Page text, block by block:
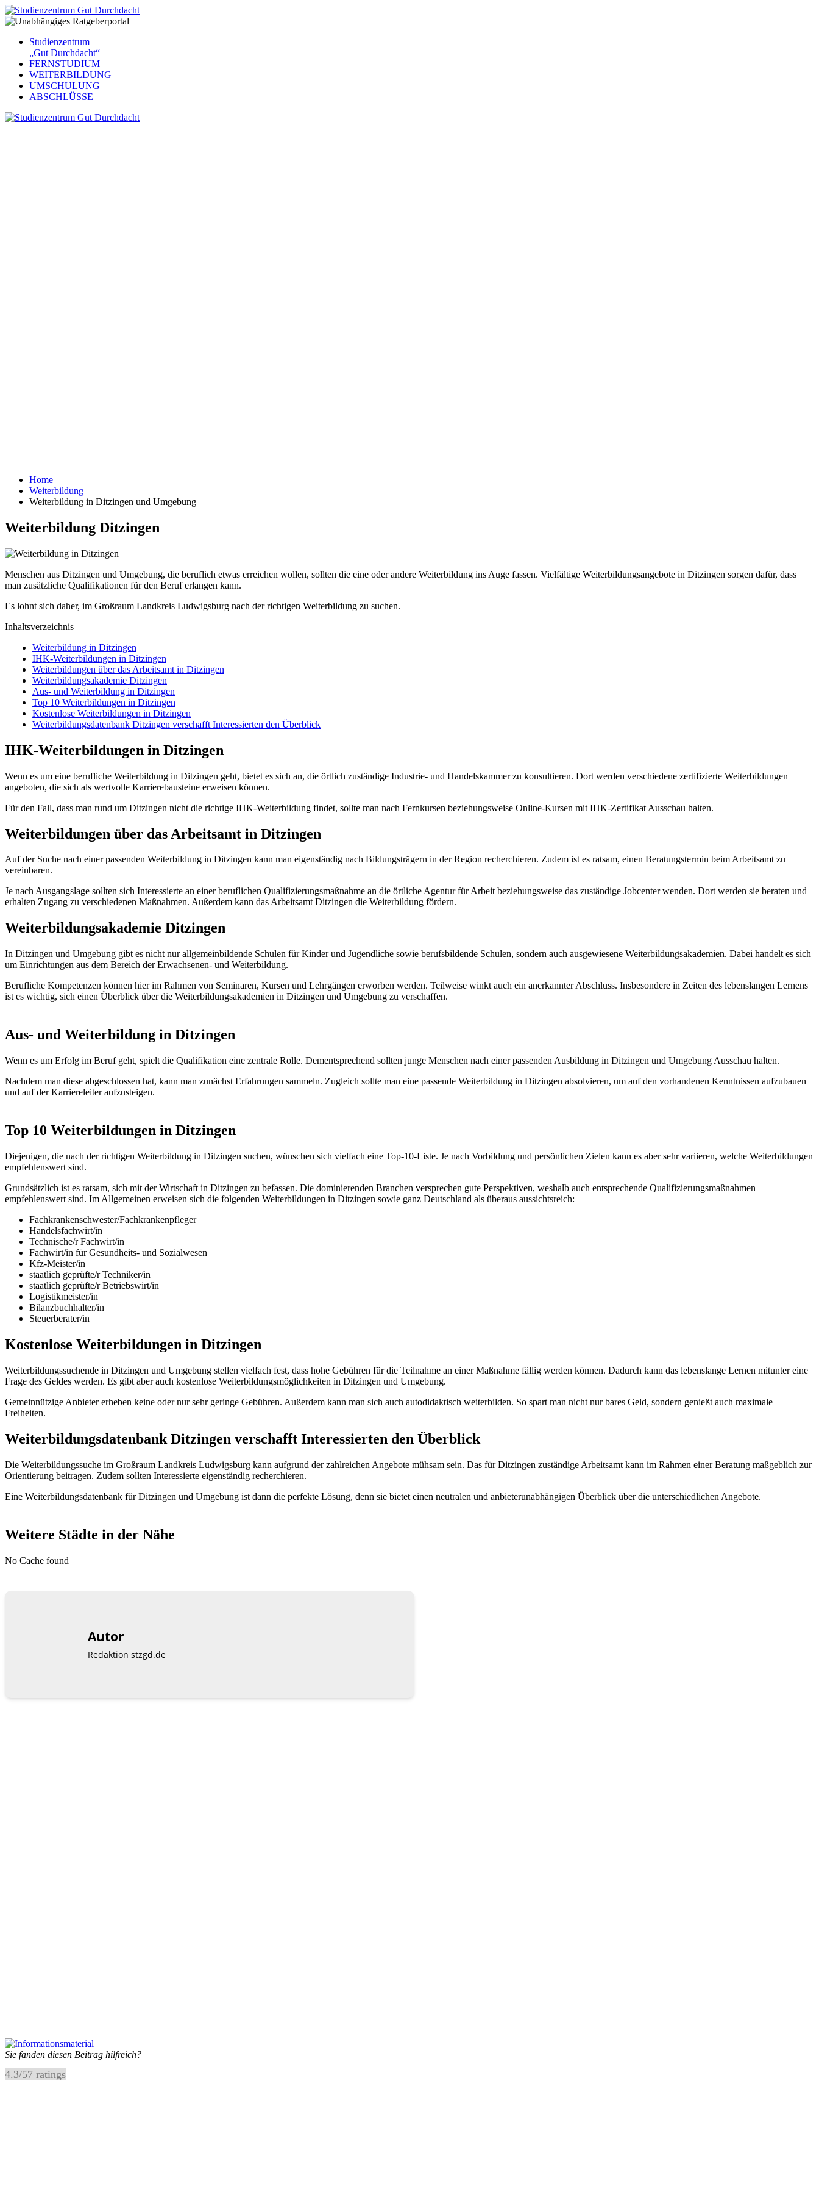
Studienzentrum
„Gut Durchdacht“
FERNSTUDIUM
WEITERBILDUNG
UMSCHULUNG
ABSCHLÜSSE
Home
Weiterbildung
Weiterbildung in Ditzingen und Umgebung
Weiterbildung Ditzingen
Menschen aus Ditzingen und Umgebung, die beruflich etwas erreichen wollen, sollten die eine oder andere Weiterbildung ins Auge fassen. Vielfältige Weiterbildungsangebote in Ditzingen sorgen dafür, dass
man zusätzliche Qualifikationen für den Beruf erlangen kann.
Es lohnt sich daher, im Großraum Landkreis Ludwigsburg nach der richtigen Weiterbildung zu suchen.
Inhaltsverzeichnis
Weiterbildung in Ditzingen
IHK-Weiterbildungen in Ditzingen
Weiterbildungen über das Arbeitsamt in Ditzingen
Weiterbildungsakademie Ditzingen
Aus- und Weiterbildung in Ditzingen
Top 10 Weiterbildungen in Ditzingen
Kostenlose Weiterbildungen in Ditzingen
Weiterbildungsdatenbank Ditzingen verschafft Interessierten den Überblick
IHK-Weiterbildungen in Ditzingen
Wenn es um eine berufliche Weiterbildung in Ditzingen geht, bietet es sich an, die örtlich zuständige Industrie- und Handelskammer zu konsultieren. Dort werden verschiedene zertifizierte Weiterbildungen
angeboten, die sich als wertvolle Karrierebausteine erweisen können.
Für den Fall, dass man rund um Ditzingen nicht die richtige IHK-Weiterbildung findet, sollte man nach Fernkursen beziehungsweise Online-Kursen mit IHK-Zertifikat Ausschau halten.
Weiterbildungen über das Arbeitsamt in Ditzingen
Auf der Suche nach einer passenden Weiterbildung in Ditzingen kann man eigenständig nach Bildungsträgern in der Region recherchieren. Zudem ist es ratsam, einen Beratungstermin beim Arbeitsamt zu
vereinbaren.
Je nach Ausgangslage sollten sich Interessierte an einer beruflichen Qualifizierungsmaßnahme an die örtliche Agentur für Arbeit beziehungsweise das zuständige Jobcenter wenden. Dort werden sie beraten und
erhalten Zugang zu verschiedenen Maßnahmen. Außerdem kann das Arbeitsamt Ditzingen die Weiterbildung fördern.
Weiterbildungsakademie Ditzingen
In Ditzingen und Umgebung gibt es nicht nur allgemeinbildende Schulen für Kinder und Jugendliche sowie berufsbildende Schulen, sondern auch ausgewiesene Weiterbildungsakademien. Dabei handelt es sich
um Einrichtungen aus dem Bereich der Erwachsenen- und Weiterbildung.
Berufliche Kompetenzen können hier im Rahmen von Seminaren, Kursen und Lehrgängen erworben werden. Teilweise winkt auch ein anerkannter Abschluss. Insbesondere in Zeiten des lebenslangen Lernens
ist es wichtig, sich einen Überblick über die Weiterbildungsakademien in Ditzingen und Umgebung zu verschaffen.
Aus- und Weiterbildung in Ditzingen
Wenn es um Erfolg im Beruf geht, spielt die Qualifikation eine zentrale Rolle. Dementsprechend sollten junge Menschen nach einer passenden Ausbildung in Ditzingen und Umgebung Ausschau halten.
Nachdem man diese abgeschlossen hat, kann man zunächst Erfahrungen sammeln. Zugleich sollte man eine passende Weiterbildung in Ditzingen absolvieren, um auf den vorhandenen Kenntnissen aufzubauen
und auf der Karriereleiter aufzusteigen.
Top 10 Weiterbildungen in Ditzingen
Diejenigen, die nach der richtigen Weiterbildung in Ditzingen suchen, wünschen sich vielfach eine Top-10-Liste. Je nach Vorbildung und persönlichen Zielen kann es aber sehr variieren, welche Weiterbildungen
empfehlenswert sind.
Grundsätzlich ist es ratsam, sich mit der Wirtschaft in Ditzingen zu befassen. Die dominierenden Branchen versprechen gute Perspektiven, weshalb auch entsprechende Qualifizierungsmaßnahmen
empfehlenswert sind. Im Allgemeinen erweisen sich die folgenden Weiterbildungen in Ditzingen sowie ganz Deutschland als überaus aussichtsreich:
Fachkrankenschwester/Fachkrankenpfleger
Handelsfachwirt/in
Technische/r Fachwirt/in
Fachwirt/in für Gesundheits- und Sozialwesen
Kfz-Meister/in
staatlich geprüfte/r Techniker/in
staatlich geprüfte/r Betriebswirt/in
Logistikmeister/in
Bilanzbuchhalter/in
Steuerberater/in
Kostenlose Weiterbildungen in Ditzingen
Weiterbildungssuchende in Ditzingen und Umgebung stellen vielfach fest, dass hohe Gebühren für die Teilnahme an einer Maßnahme fällig werden können. Dadurch kann das lebenslange Lernen mitunter eine
Frage des Geldes werden. Es gibt aber auch kostenlose Weiterbildungsmöglichkeiten in Ditzingen und Umgebung.
Gemeinnützige Anbieter erheben keine oder nur sehr geringe Gebühren. Außerdem kann man sich auch autodidaktisch weiterbilden. So spart man nicht nur bares Geld, sondern genießt auch maximale
Freiheiten.
Weiterbildungsdatenbank Ditzingen verschafft Interessierten den Überblick
Die Weiterbildungssuche im Großraum Landkreis Ludwigsburg kann aufgrund der zahlreichen Angebote mühsam sein. Das für Ditzingen zuständige Arbeitsamt kann im Rahmen einer Beratung maßgeblich zur
Orientierung beitragen. Zudem sollten Interessierte eigenständig recherchieren.
Eine Weiterbildungsdatenbank für Ditzingen und Umgebung ist dann die perfekte Lösung, denn sie bietet einen neutralen und anbieterunabhängigen Überblick über die unterschiedlichen Angebote.
Weitere Städte in der Nähe
No Cache found
Autor
Redaktion stzgd.de
Sie fanden diesen Beitrag hilfreich?
4.3/57 ratings